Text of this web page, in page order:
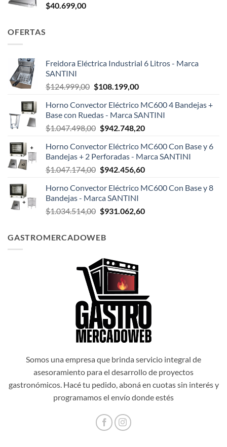
$40.699,00
OFERTAS
Freidora Eléctrica Industrial 6 Litros - Marca
SANTINI
$124.999,00 El
original
era:
$124.999,00.
$108.199,00El
actual
es:
$108.199,00.
Horno Convector Eléctrico MC600 4 Bandejas +
Base con Ruedas - Marca SANTINI
$1.047.498,00 El
original
era:
$1.047.498,00.
$942.748,20El
actual
es:
$942.748,20.
Horno Convector Eléctrico MC600 Con Base y 6
Bandejas + 2 Perforadas - Marca SANTINI
$1.047.174,00 El
original
era:
$1.047.174,00.
$942.456,60El
actual
$942.456,60.
Horno Convector Eléctrico MC600 Con Base y 8
Bandejas - Marca SANTINI
$1.034.514,00 El
era:
$931.062,60El
GASTROMERCADOWEB
Somos una empresa que brinda servicio integral de
asesoramiento para el desarrollo de proyectos
gastronómicos. Hacé tu pedido, aboná en cuotas sin interés y
programamos el envío donde estés